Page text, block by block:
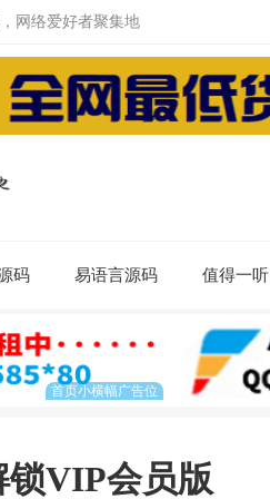
网络爱好者聚集地
码 易语言源码 值得一听
锁VIP会员版